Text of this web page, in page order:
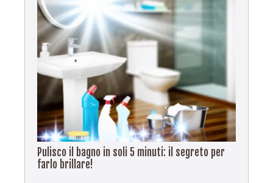
Pulisco il bagno in soli 5 minuti: il segreto per
farlo brillare!